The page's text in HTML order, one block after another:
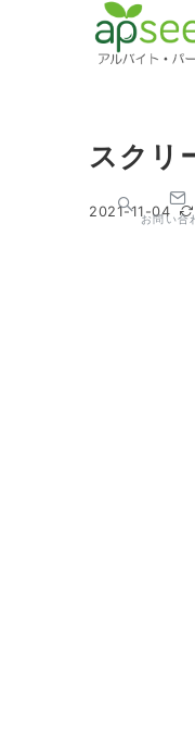
お問い合
スクリ
2021-11-04